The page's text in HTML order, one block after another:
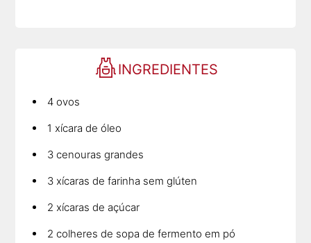
INGREDIENTES
4 ovos
1 xícara de óleo
3 cenouras grandes
3 xícaras de farinha sem glúten
2 xícaras de açúcar
2 colheres de sopa de fermento em pó